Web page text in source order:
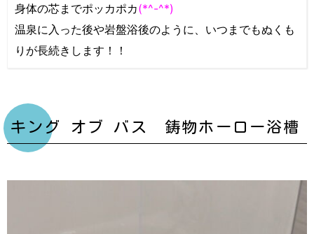
身体の芯までポッカポカ(*^-^*)
温泉に入った後や岩盤浴後のように、いつまでもぬくも
りが長続きします！！
キング オブ バス 鋳物ホーロー浴槽